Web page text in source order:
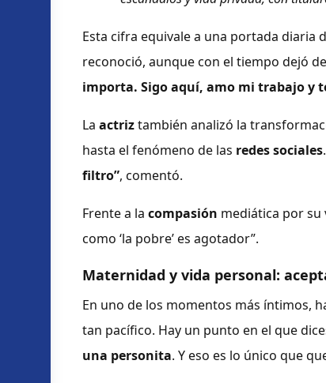
Esta cifra equivale a una portada diaria
reconoció, aunque con el tiempo dejó
importa. Sigo aquí, amo mi trabajo y
La actriztambién analizó la
hasta el fenómeno de las redes sociales.
filtro”, comentó.
Frente a la compasión mediática por su
como ‘la pobre’ es agotador”.
Maternidad y vida personal:
En uno de los momentos más íntimos,
tan pacífico. Hay un punto en el que
una personita. Y eso es lo único que